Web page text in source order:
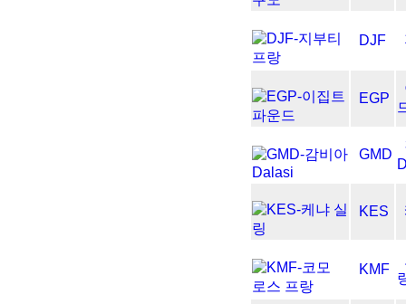
DJF
EGP
GMD
KES
KMF